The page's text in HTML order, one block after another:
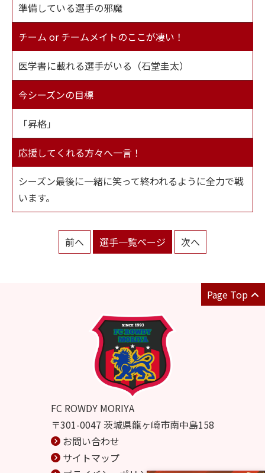
準備している選手の邪魔
チーム or チームメイトのここが凄い！
医学書に載れる選手がいる（石堂圭太）
今シーズンの目標
「昇格」
応援してくれる方々へ一言！
シーズン最後に一緒に笑って終われるように全力で戦
います。
前へ 選手一覧ページ 次へ
Page Top
FC ROWDY MORIYA
〒301-0047 茨城県龍ヶ崎市南中島158
お問い合わせ
サイトマップ